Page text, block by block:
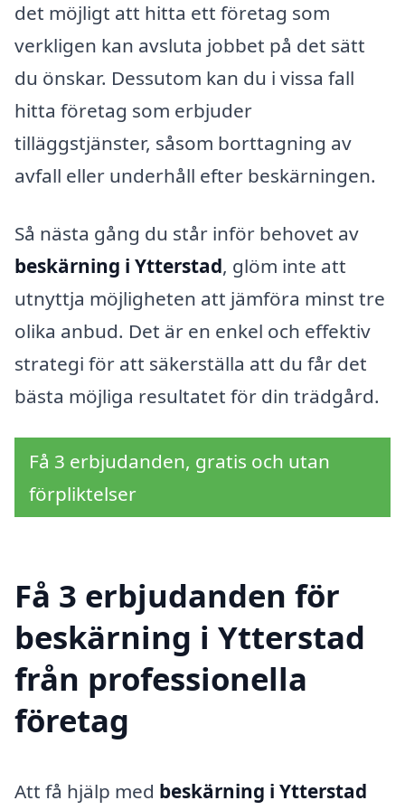
det möjligt att hitta ett företag som
verkligen kan avsluta jobbet på det sätt
du önskar. Dessutom kan du i vissa fall
hitta företag som erbjuder
tilläggstjänster, såsom borttagning av
avfall eller underhåll efter beskärningen.
Så nästa gång du står inför behovet av
beskärning i Ytterstad, glöm inte att
utnyttja möjligheten att jämföra minst tre
olika anbud. Det är en enkel och effektiv
strategi för att säkerställa att du får det
bästa möjliga resultatet för din trädgård.
Få 3 erbjudanden, gratis och utan
förpliktelser
Få 3 erbjudanden för
beskärning i Ytterstad
från professionella
företag
Att få hjälp med beskärning i Ytterstad